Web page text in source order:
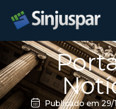
Publicado em29/